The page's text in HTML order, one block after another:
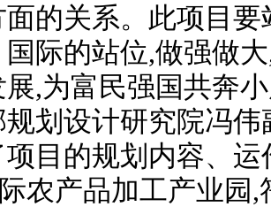
的关系。此项目
际的站位,做强做
,为富民强国共奔
划设计研究院冯
项目的规划内容、
农产品加工产业园